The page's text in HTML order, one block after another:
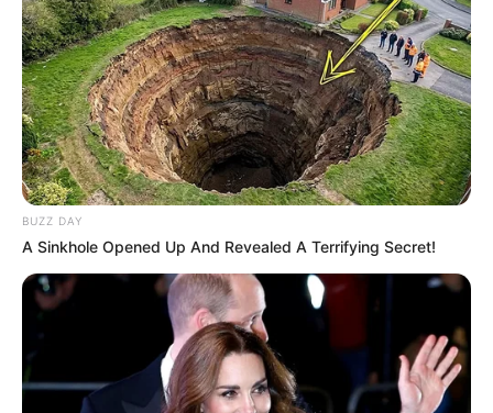
Cocok untuk Hadiah, 10
Kreasi Tanaman Kaktus &
Sukulen Ini Sedap
Dipandang
Uniknya Turritopsis
dohrnii, Ubur-ubur Abadi
yang Tidak Bisa Mati
Bisa Jadi Dekorasi Cantik,
10 Desain Pot untuk
Sukulen
BUZZ DAY
A Sinkhole Opened Up And Revealed A Terrifying Secret!